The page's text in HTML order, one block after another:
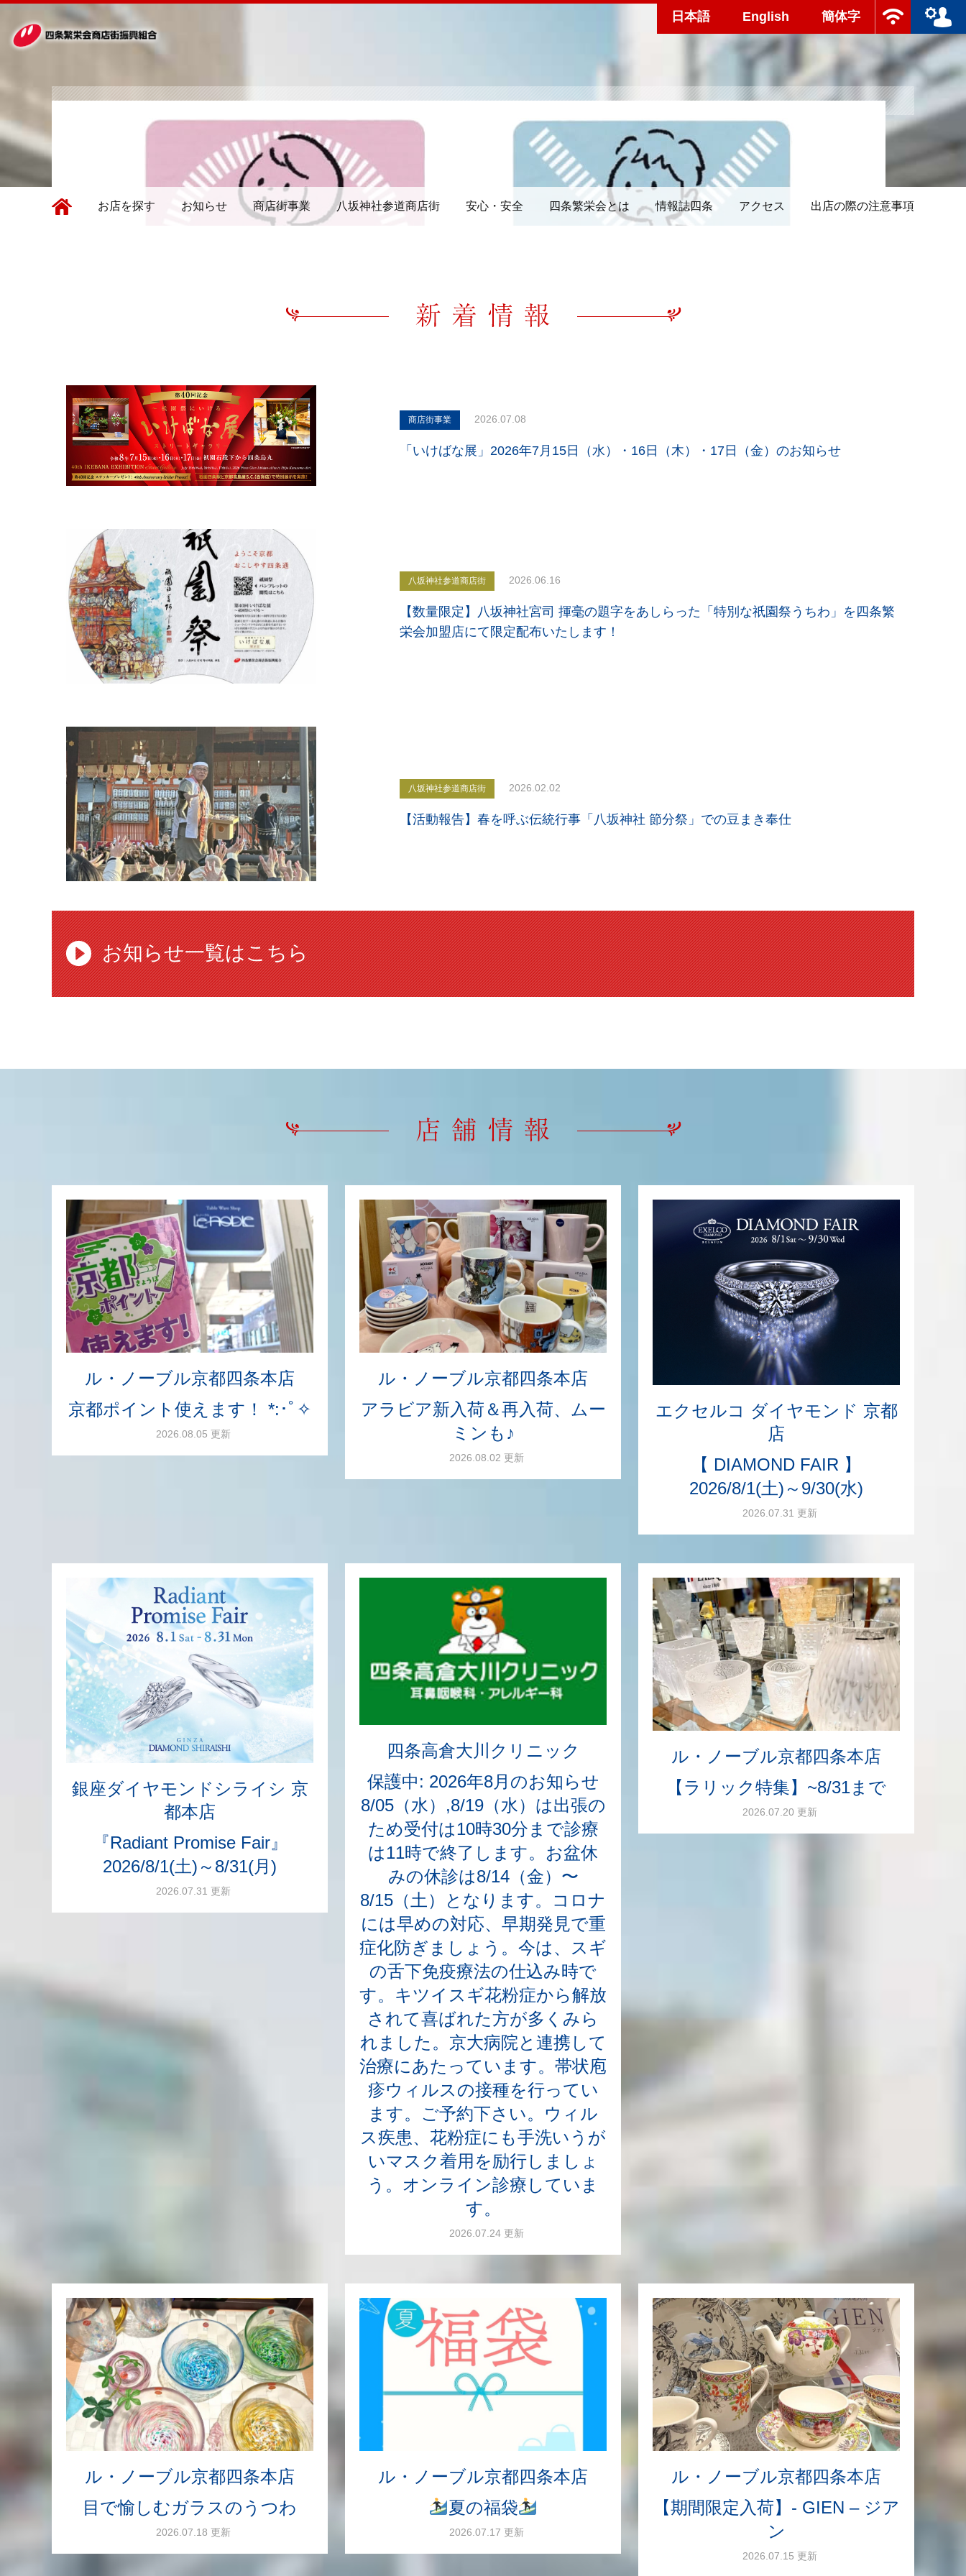
日本語 English 簡体字
お店を探す お知らせ 商店街事業 八坂神社参道商店街 安心・安全 四条繁栄会とは 情報誌四条 アクセス 出店の際の注意事項
商店街事業 2026.07.08
「いけばな展」2026年7月15日（水）・16日（木）・17日（金）のお知らせ
八坂神社参道商店街 2026.06.16
【数量限定】八坂神社宮司 揮毫の題字をあしらった「特別な祇園祭うちわ」を四条繁
栄会加盟店にて限定配布いたします！
八坂神社参道商店街 2026.02.02
【活動報告】春を呼ぶ伝統行事「八坂神社 節分祭」での豆まき奉仕
お知らせ一覧はこちら
ル・ノーブル京都四条本店
京都ポイント使えます！ *:･ﾟ✧
2026.08.05 更新
ル・ノーブル京都四条本店
アラビア新入荷＆再入荷、ムー
ミンも♪
2026.08.02 更新
エクセルコ ダイヤモンド 京都
店
【 DIAMOND FAIR 】
2026/8/1(土)～9/30(水)
2026.07.31 更新
銀座ダイヤモンドシライシ 京
都本店
『Radiant Promise Fair』
2026/8/1(土)～8/31(月)
2026.07.31 更新
四条高倉大川クリニック
保護中: 2026年8月のお知らせ
8/05（水）,8/19（水）は出張の
ため受付は10時30分まで診療
は11時で終了します。お盆休
みの休診は8/14（金）〜
8/15（土）となります。コロナ
には早めの対応、早期発見で重
症化防ぎましょう。今は、スギ
の舌下免疫療法の仕込み時で
す。キツイスギ花粉症から解放
されて喜ばれた方が多くみら
れました。京大病院と連携して
治療にあたっています。帯状庖
疹ウィルスの接種を行ってい
ます。ご予約下さい。ウィル
ス疾患、花粉症にも手洗いうが
いマスク着用を励行しましょ
う。オンライン診療していま
す。
2026.07.24 更新
ル・ノーブル京都四条本店
【ラリック特集】~8/31まで
2026.07.20 更新
ル・ノーブル京都四条本店
目で愉しむガラスのうつわ
2026.07.18 更新
ル・ノーブル京都四条本店
夏の福袋
2026.07.17 更新
ル・ノーブル京都四条本店
【期間限定入荷】- GIEN – ジア
ン
2026.07.15 更新